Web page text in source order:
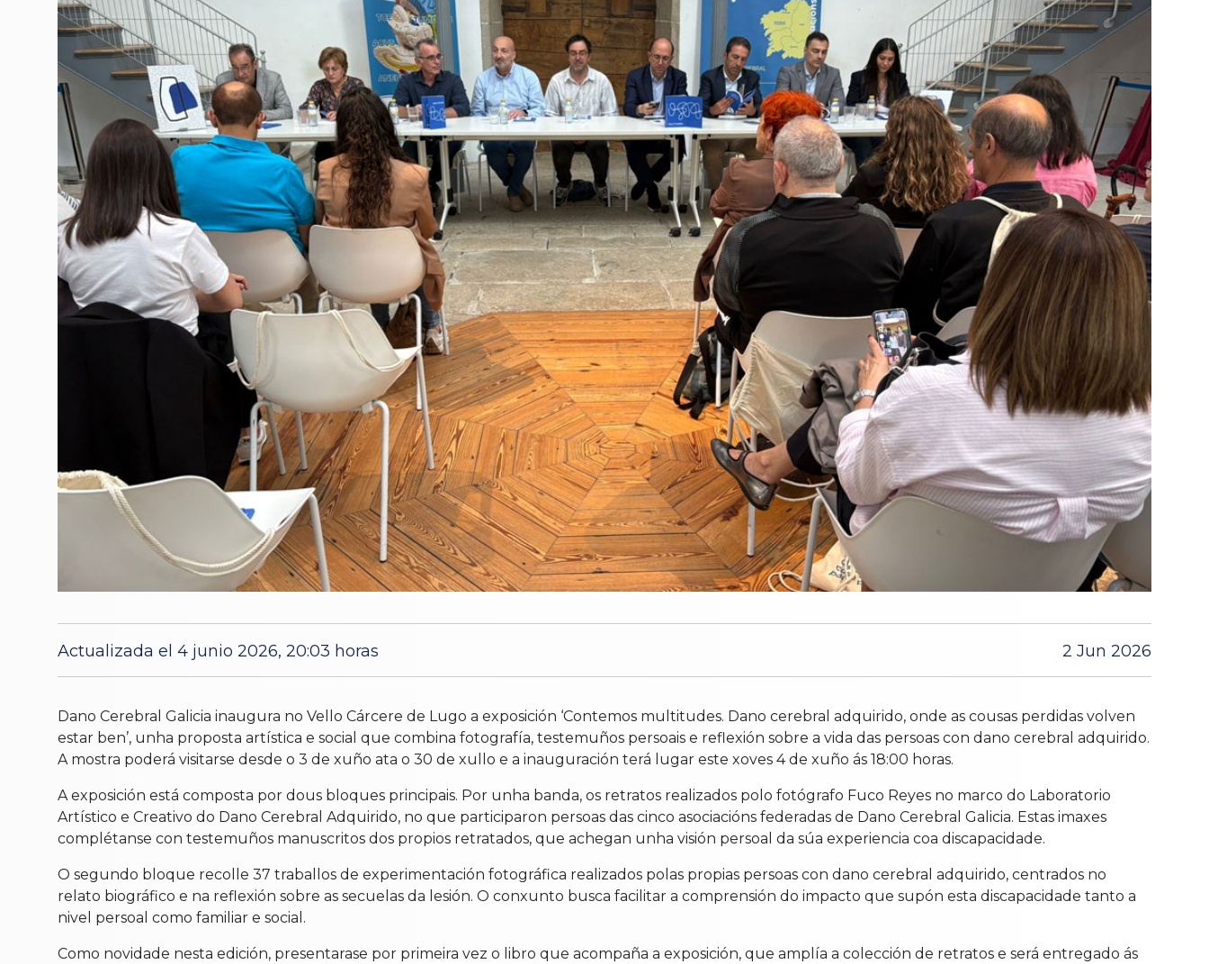
Actualizada el 4 junio 2026, 20:03 horas 2 Jun 2026
Dano Cerebral Galicia inaugura no Vello Cárcere de Lugo a exposición ‘Contemos multitudes. Dano cerebral adquirido, onde as cousas perdidas volven
estar ben’, unha proposta artística e social que combina fotografía, testemuños persoais e reflexión sobre a vida das persoas con dano cerebral adquirido.
A mostra poderá visitarse desde o 3 de xuño ata o 30 de xullo e a inauguración terá lugar este xoves 4 de xuño ás 18:00 horas.
A exposición está composta por dous bloques principais. Por unha banda, os retratos realizados polo fotógrafo Fuco Reyes no marco do Laboratorio
Artístico e Creativo do Dano Cerebral Adquirido, no que participaron persoas das cinco asociacións federadas de Dano Cerebral Galicia. Estas imaxes
complétanse con testemuños manuscritos dos propios retratados, que achegan unha visión persoal da súa experiencia coa discapacidade.
O segundo bloque recolle 37 traballos de experimentación fotográfica realizados polas propias persoas con dano cerebral adquirido, centrados no
relato biográfico e na reflexión sobre as secuelas da lesión. O conxunto busca facilitar a comprensión do impacto que supón esta discapacidade tanto a
nivel persoal como familiar e social.
Como novidade nesta edición, presentarase por primeira vez o libro que acompaña a exposición, que amplía a colección de retratos e será entregado ás